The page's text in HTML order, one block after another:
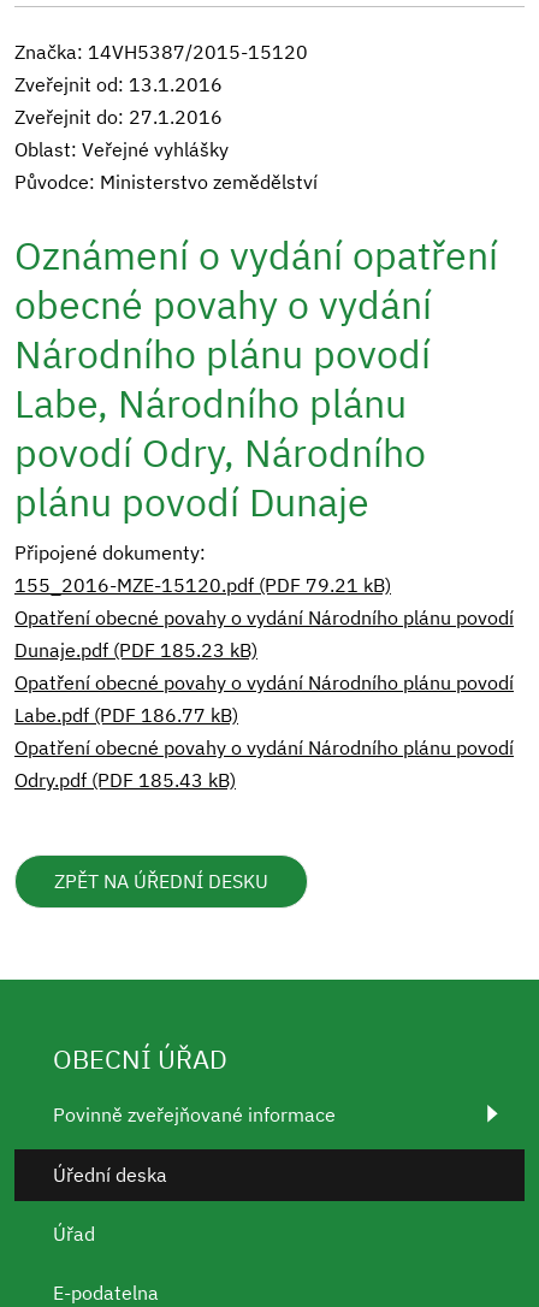
Značka: 14VH5387/2015-15120
Zveřejnit od: 13.1.2016
Zveřejnit do: 27.1.2016
Oblast: Veřejné vyhlášky
Původce: Ministerstvo zemědělství
Oznámení o vydání opatření
obecné povahy o vydání
Národního plánu povodí
Labe, Národního plánu
povodí Odry, Národního
plánu povodí Dunaje
Připojené dokumenty:
155_2016-MZE-15120.pdf (PDF 79.21 kB)
Opatření obecné povahy o vydání Národního plánu povodí
Dunaje.pdf (PDF 185.23 kB)
Opatření obecné povahy o vydání Národního plánu povodí
Labe.pdf (PDF 186.77 kB)
Opatření obecné povahy o vydání Národního plánu povodí
Odry.pdf (PDF 185.43 kB)
ZPĚT NA ÚŘEDNÍ DESKU
OBECNÍ ÚŘAD
Povinně zveřejňované informace
Úřední deska
Úřad
E-podatelna